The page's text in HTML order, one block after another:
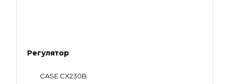
Регулятор
CASE CX230B